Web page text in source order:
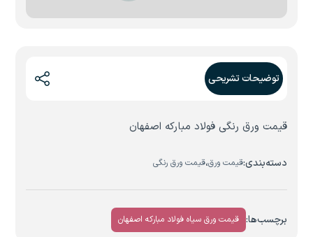
توضیحات تشریحی
قیمت ورق رنگی فولاد مبارکه اصفهان
دسته‌بندی:قیمت ورق،قیمت ورق رنگی
برچسب‌ها: قیمت ورق سیاه فولاد مبارکه اصفهان